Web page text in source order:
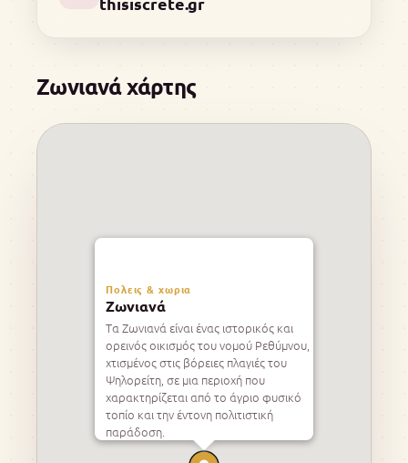
Ζωνιανά χάρτης
Πολεις & χωρια
Ζωνιανά
Τα Ζωνιανά είναι ένας ιστορικός και
ορεινός οικισμός του νομού Ρεθύμνου,
χτισμένος στις βόρειες πλαγιές του
Ψηλορείτη, σε μια περιοχή που
χαρακτηρίζεται από το άγριο φυσικό
τοπίο και την έντονη πολιτιστική
παράδοση.